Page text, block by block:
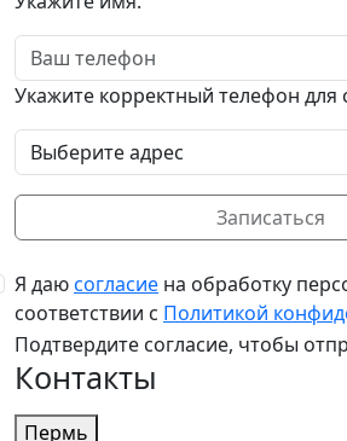
Телефон
Укажите корректный телефон для
Выбор адреса
Записаться
Я даюсогласие на обработку
соответствии с Политикой
Подтвердите согласие, чтобы
Контакты
Пермь